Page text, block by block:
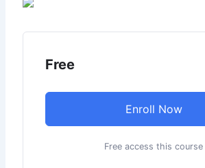
Free
Enroll Now
Free access this course